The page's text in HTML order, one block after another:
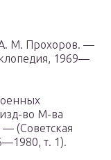
М. Прохоров. —
1969—
во М-ва
(Советская
т. 1).